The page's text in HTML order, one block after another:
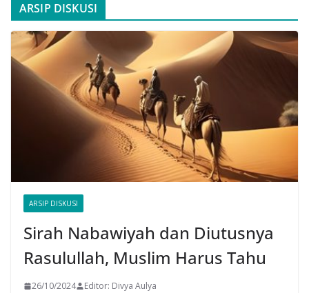
ARSIP DISKUSI
ARSIP DISKUSI
Sirah Nabawiyah dan Diutusnya
Rasulullah, Muslim Harus Tahu
26/10/2024 Editor: Divya Aulya